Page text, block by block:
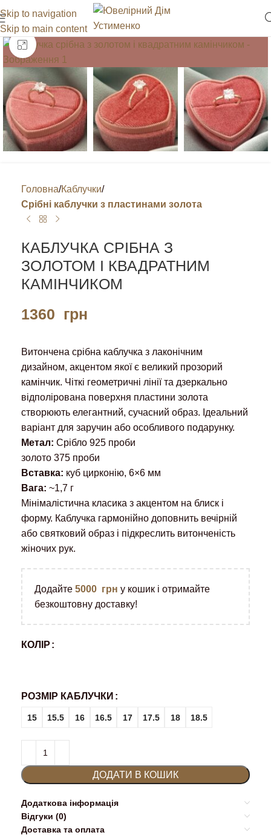
Skip to navigation
Skip to main content
Клацніть, щоб збільшити
Головна Каблучки
Срібні каблучки з пластинами золота
КАБЛУЧКА СРІБНА З
ЗОЛОТОМ І КВАДРАТНИМ
КАМІНЧИКОМ
1360 грн
Витончена срібна каблучка з лаконічним
дизайном, акцентом якої є великий прозорий
камінчик. Чіткі геометричні лінії та дзеркально
відполірована поверхня пластини золота
створюють елегантний, сучасний образ. Ідеальний
варіант для заручин або особливого подарунку.
Метал: Срібло 925 проби
золото 375 проби
Вставка: куб цирконію, 6×6 мм
Вага: ~1,7 г
Мінімалістична класика з акцентом на блиск і
форму. Каблучка гармонійно доповнить вечірній
або святковий образ і підкреслить витонченість
жіночих рук.
Додайте 5000 грн у кошик і отримайте
безкоштовну доставку!
КОЛІР
РОЗМІР КАБЛУЧКИ
15 15.5 16 16.5 17 17.5 18 18.5
ДОДАТИ В КОШИК
Додаткова інформація
Відгуки (0)
Доставка та оплата